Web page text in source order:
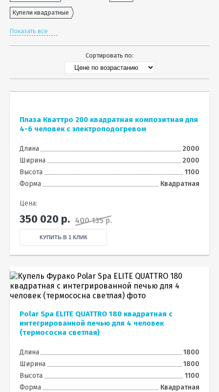
Купели квадратные
Показать все
Сортировать по:
Плаза Кваттро 200 квадратная композитная для
4-6 человек с электроподогревом
Длина
2000
Ширина
2000
Высота
1100
Форма
Квадратная
Цена:
350 020 р. 400 135 р.
КУПИТЬ В 1 КЛИК
Polar Spa ELITE QUATTRO 180 квадратная с
интегрированной печью для 4 человек
(термососна светлая)
Длина
1800
Ширина
1800
Высота
1100
Форма
Квадратная